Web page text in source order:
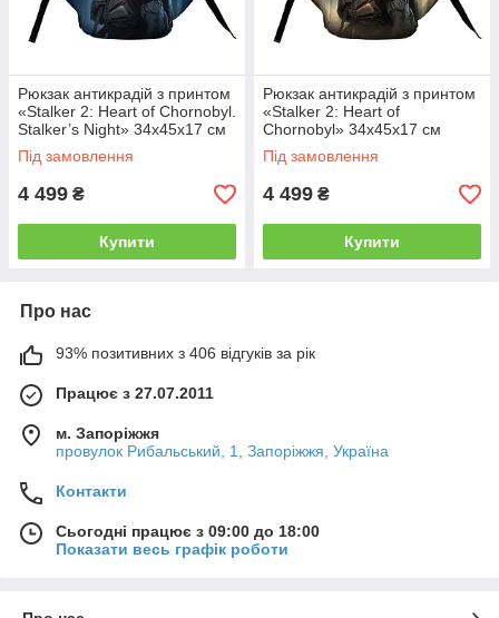
Рюкзак антикрадій з принтом
«Stalker 2: Heart of Chornobyl.
Stalker’s Night» 34х45х17 см
Під замовлення
4 499 ₴
Купити
Рюкзак антикрадій з принтом
«Stalker 2: Heart of
Chornobyl» 34х45х17 см
Під замовлення
4 499 ₴
Купити
Про нас
93% позитивних з 406 відгуків за рік
Працює з 27.07.2011
м. Запоріжжя
провулок Рибальський, 1, Запоріжжя, Україна
Контакти
Сьогодні працює з 09:00 до 18:00
Показати весь графік роботи